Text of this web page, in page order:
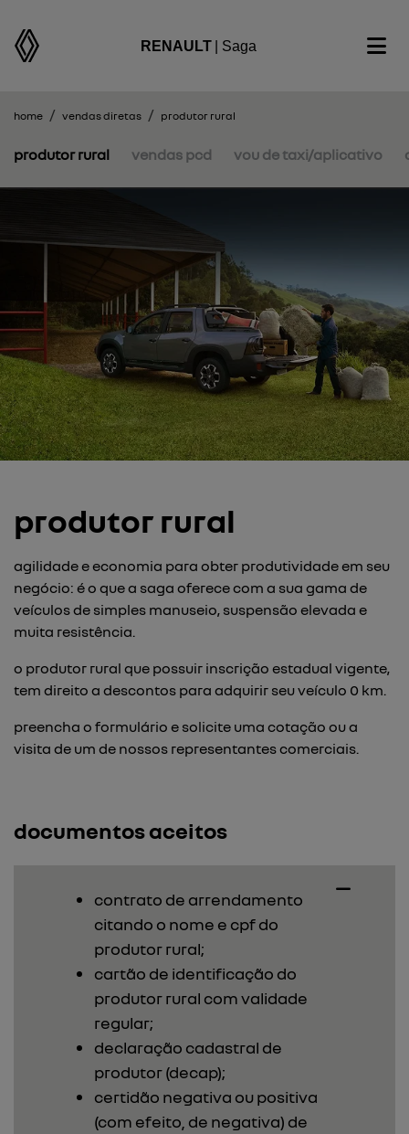
RENAULT | Saga
home vendas diretas produtor rural
vendas pcd vou de taxi/aplicativo
produtor rural
produtor rural
agilidade e economia para obter produtividade em seu
negócio: é o que a saga oferece com a sua gama de
veículos de simples manuseio, suspensão elevada e
muita resistência.
o produtor rural que possuir inscrição estadual vigente,
tem direito a descontos para adquirir seu veículo 0 km.
preencha o formulário e solicite uma cotação ou a
visita de um de nossos representantes comerciais.
documentos aceitos
contrato de arrendamento
citando o nome e cpf do
produtor rural;
cartão de identificação do
produtor rural com validade
regular;
declaração cadastral de
produtor (decap);
certidão negativa ou positiva
(com efeito, de negativa) de